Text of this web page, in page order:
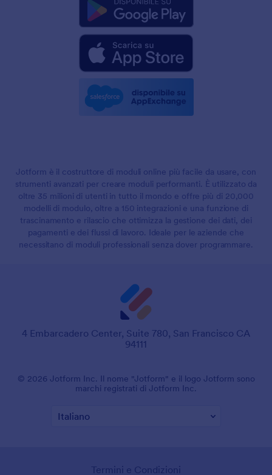
Jotform è il costruttore di moduli online più facile da usare, con
strumenti avanzati per creare moduli performanti. È utilizzato da
oltre 35 milioni di utenti in tutto il mondo e offre più di 20,000
modelli di modulo, oltre a 150 integrazioni e una funzione di
trascinamento e rilascio che ottimizza la gestione dei dati, dei
pagamenti e dei flussi di lavoro. Ideale per le aziende che
necessitano di moduli professionali senza dover programmare.
4 Embarcadero Center, Suite 780, San Francisco CA
94111
© 2026 Jotform Inc. Il nome "Jotform" e il logo Jotform sono
marchi registrati di Jotform Inc.
Termini e Condizioni